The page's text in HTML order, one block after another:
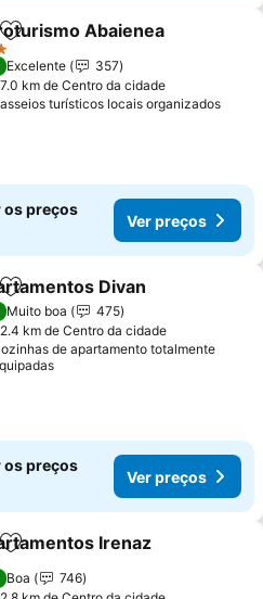
Adicionar aos favoritos
Abaienea
Excelente
357
km de Centro da cidade
turísticos locais organizados
os preços
Ver preços
Adicionar aos favoritos
Divan
Muito boa
475
km de Centro da cidade
de apartamento totalmente
os preços
Ver preços
Adicionar aos favoritos
Irenaz
Boa
746